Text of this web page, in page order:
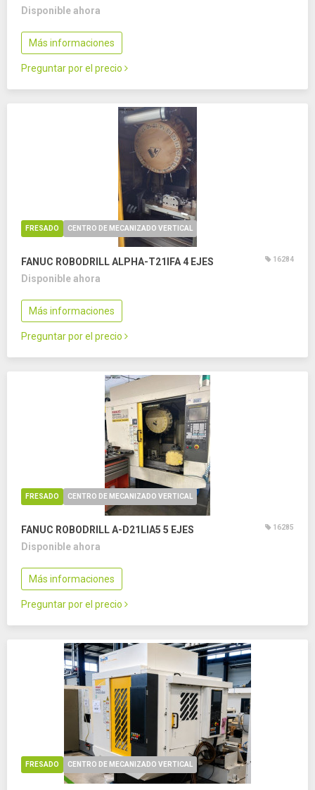
Disponible ahora
Más informaciones
Preguntar por el precio
FRESADO CENTRO DE MECANIZADO VERTICAL
FANUC ROBODRILL ALPHA-T21IFA4 EJES 16284
Disponible ahora
Más informaciones
Preguntar por el precio
FRESADO CENTRO DE MECANIZADO VERTICAL
FANUC ROBODRILL Α-D21LIA5 5 EJES 16285
Disponible ahora
Más informaciones
Preguntar por el precio
FRESADO CENTRO DE MECANIZADO VERTICAL